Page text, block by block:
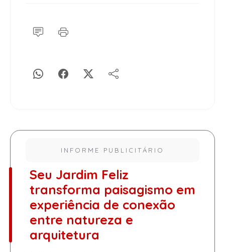
INFORME PUBLICITÁRIO
Seu Jardim Feliz
transforma paisagismo em
experiência de conexão
entre natureza e
arquitetura